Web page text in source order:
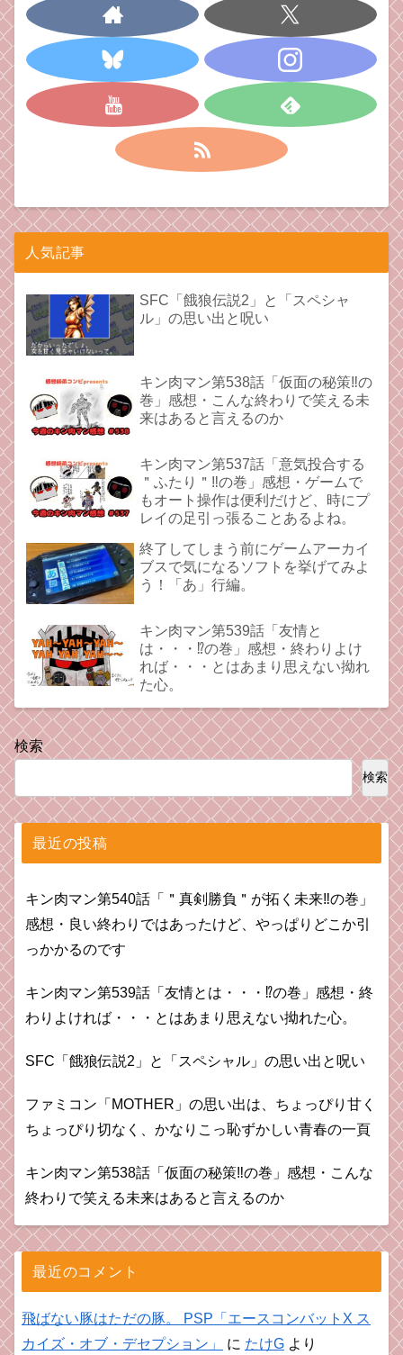
人気記事
SFC「餓狼伝説2」と「スペシャ
ル」の思い出と呪い
キン肉マン第538話「仮面の秘策‼︎の
巻」感想・こんな終わりで笑える未
来はあると言えるのか
キン肉マン第537話「意気投合する
＂ふたり＂‼︎の巻」感想・ゲームで
もオート操作は便利だけど、時にプ
レイの足引っ張ることあるよね。
終了してしまう前にゲームアーカイ
ブスで気になるソフトを挙げてみよ
う！「あ」行編。
キン肉マン第539話「友情と
は・・・⁉︎の巻」感想・終わりよけ
れば・・・とはあまり思えない拗れ
た心。
検索
検索
最近の投稿
キン肉マン第540話「＂真剣勝負＂が拓く未来‼の巻」
感想・良い終わりではあったけど、やっぱりどこか引
っかかるのです
キン肉マン第539話「友情とは・・・⁉︎の巻」感想・終
わりよければ・・・とはあまり思えない拗れた心。
SFC「餓狼伝説2」と「スペシャル」の思い出と呪い
ファミコン「MOTHER」の思い出は、ちょっぴり甘く
ちょっぴり切なく、かなりこっ恥ずかしい青春の一頁
キン肉マン第538話「仮面の秘策‼︎の巻」感想・こんな
終わりで笑える未来はあると言えるのか
最近のコメント
飛ばない豚はただの豚。 PSP「エースコンバットX ス
カイズ・オブ・デセプション」
に たけG より